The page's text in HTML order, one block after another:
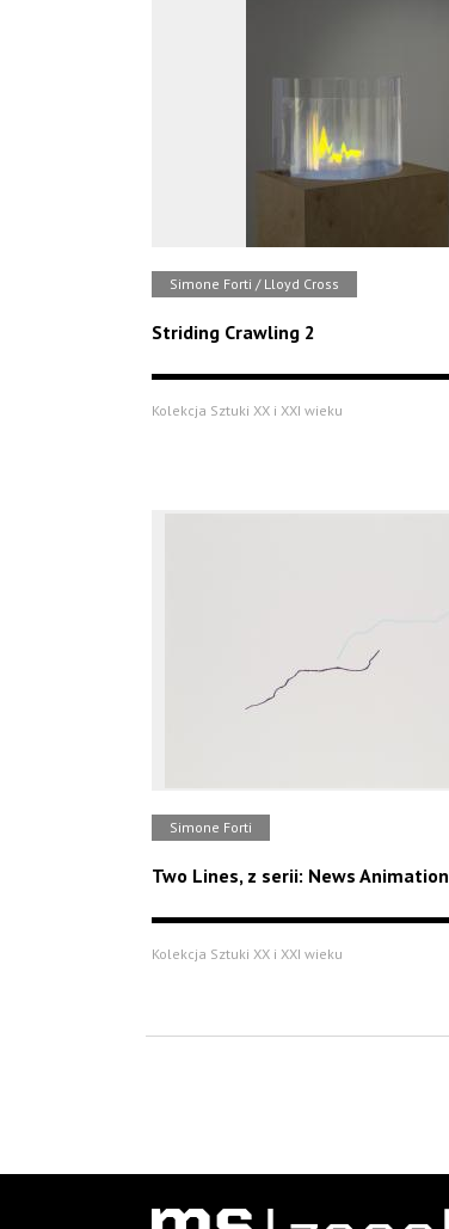
Simone Forti / Lloyd Cross
Striding Crawling 2
Kolekcja Sztuki XX i XXI wieku
Simone Forti
Two Lines, z serii: News Animation
Kolekcja Sztuki XX i XXI wieku